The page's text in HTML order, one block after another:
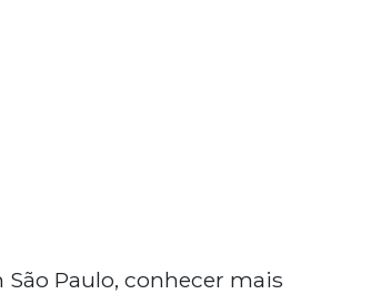
São Paulo, conhecer mais